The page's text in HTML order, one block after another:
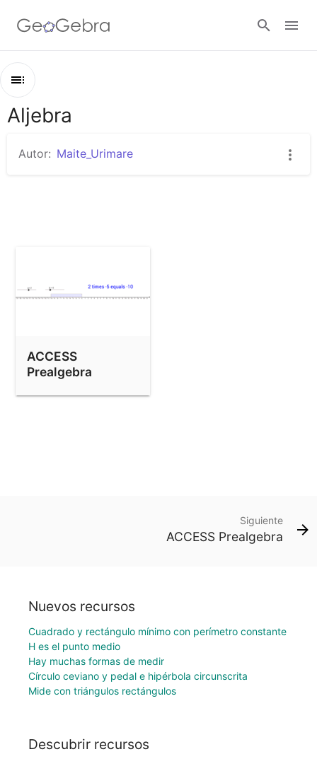
Esquema
Aljebra
Autor: Maite_Urimare
ACCESS
Prealgebra
Siguiente
ACCESS Prealgebra
Nuevos recursos
Cuadrado y rectángulo mínimo con perímetro constante
H es el punto medio
Hay muchas formas de medir
Círculo ceviano y pedal e hipérbola circunscrita
Mide con triángulos rectángulos
Descubrir recursos